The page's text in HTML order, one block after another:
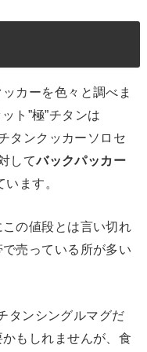
カーを色々と調べま
ト”極”チタンは
タンクッカーソロセ
してバックパッカー
います。
の値段とは言い切れ
売っている所が多い
タンシングルマグだ
もしれませんが、食